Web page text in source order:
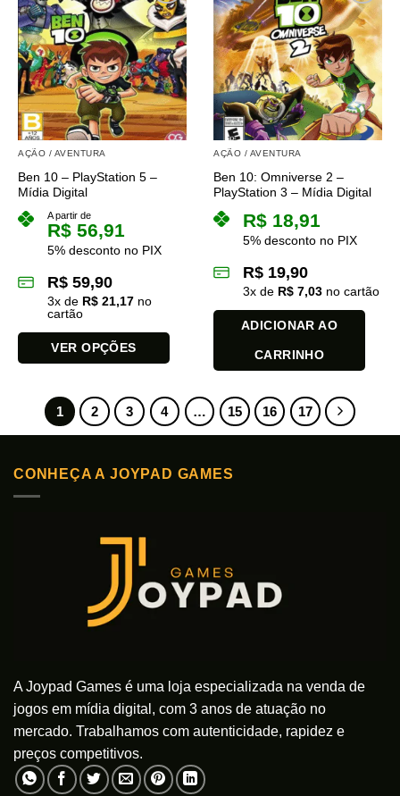
várias
variantes.
As
opções
podem
ser
escolhidas
na
página
do
produto
AÇÃO / AVENTURA
Ben 10 – PlayStation 5 –
Mídia Digital
A partir de
R$ 56,91
5% desconto no PIX
R$ 59,90
3x de R$ 21,17 no
cartão
VER OPÇÕES
várias
As
AÇÃO / AVENTURA
Ben 10: Omniverse 2 –
PlayStation 3 – Mídia Digital
R$ 18,91
5% desconto no PIX
R$ 19,90
3x de R$ 7,03 no cartão
ADICIONAR AO
CARRINHO
1 2 3 4 … 15 16 17
CONHEÇA A JOYPAD GAMES
A Joypad Games é uma loja especializada na venda de
jogos em mídia digital, com 3 anos de atuação no
mercado. Trabalhamos com autenticidade, rapidez e
preços competitivos.